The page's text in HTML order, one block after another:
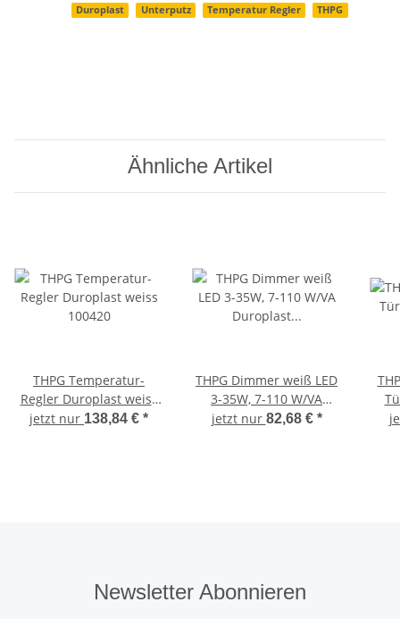
Duroplast Unterputz Temperatur Regler THPG
Ähnliche Artikel
THPG Temperatur-
Regler Duroplast weiss
100420
jetzt nur 138,84 € *
THPG Dimmer weiß LED
3-35W, 7-110 W/VA
Duroplast 100308
jetzt nur 82,68 € *
Newsletter Abonnieren